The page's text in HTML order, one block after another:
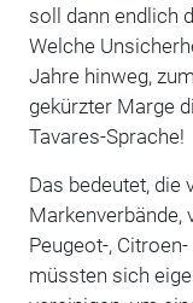
soll dann endlich
Welche
Jahre hinweg,
gekürzter Marge
Tavares-Sprache!
Das bedeutet, die
Markenverbände,
Peugeot-,
müssten sich